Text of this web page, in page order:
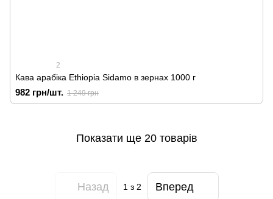
2
Кава арабіка Ethiopia Sidamo в зернах 1000 г
982 грн/шт. 1 249 грн
Показати ще 20 товарів
Назад 1 з 2 Вперед